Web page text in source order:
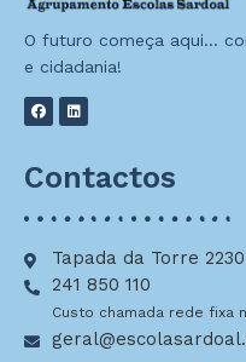
O futuro começa aqui…
e cidadania!
Contactos
Tapada da Torre
241 850 110
Custo chamada rede fixa